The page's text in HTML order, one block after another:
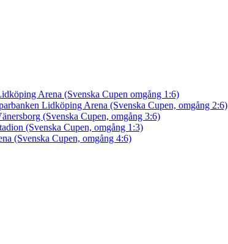
Arena (Svenska Cupen omgång 1:6)
Lidköping Arena (Svenska Cupen, omgång 2:6)
(Svenska Cupen, omgång 3:6)
(Svenska Cupen, omgång 1:3)
(Svenska Cupen, omgång 4:6)